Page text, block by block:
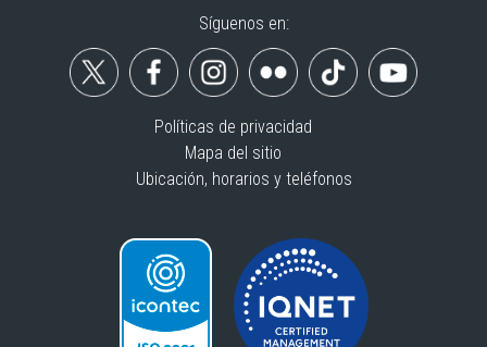
Síguenos en:
Políticas de privacidad
Mapa del sitio
Ubicación, horarios y teléfonos